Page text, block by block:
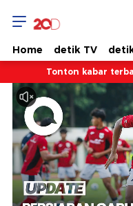
Home detik TV
Tonton kabar